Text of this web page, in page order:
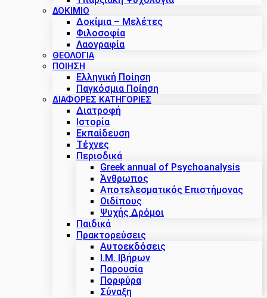
ΔΟΚΊΜΙΟ
Δοκίμια – Μελέτες
Φιλοσοφία
Λαογραφία
ΘΕΟΛΟΓΙΑ
ΠΟΙΗΣΗ
Ελληνική Ποίηση
Παγκόσμια Ποίηση
ΔΙΑΦΟΡΕΣ ΚΑΤΗΓΟΡΙΕΣ
Διατροφή
Ιστορία
Εκπαίδευση
Τέχνες
Περιοδικά
Greek annual of Psychoanalysis
Άνθρωπος
Αποτελεσματικός Επιστήμονας
Οιδίπους
Ψυχής Δρόμοι
Παιδικά
Πρακτoρεύσεις
Αυτοεκδόσεις
Ι.Μ. Ιβήρων
Παρουσία
Πορφύρα
Σύναξη